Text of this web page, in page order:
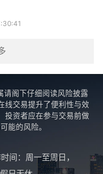
请阁下仔细阅读风险披露
线交易提升了便利性与效
投资者应在参与交易前做
能的风险。
间：周一至周日，